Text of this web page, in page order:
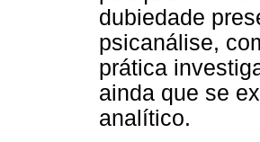
dubiedade
psicanálise,
prática
ainda que se
analítico.